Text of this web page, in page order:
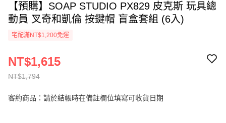
【預購】SOAP STUDIO PX829 皮克斯 玩具總
動員 叉奇和凱倫 按鍵帽 盲盒套組 (6入)
宅配滿NT$1,200免運
NT$1,794
NT$1,615
客約商品：請於結帳時在備註欄位填寫可收貨日期